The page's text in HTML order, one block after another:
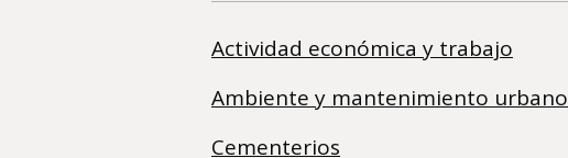
Actividad económica y trabajo
Ambiente y mantenimiento urbano
Cementerios